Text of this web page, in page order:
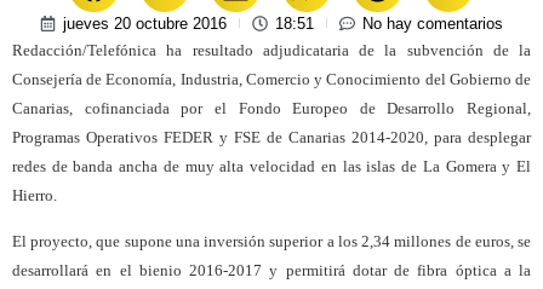
jueves 20 octubre 2016 18:51
No hay comentarios
Redacción/Telefónica ha resultado adjudicataria de la subvención de la
Consejería de Economía, Industria, Comercio y Conocimiento del Gobierno de
Canarias, cofinanciada por el Fondo Europeo de Desarrollo Regional,
Programas Operativos FEDER y FSE de Canarias 2014-2020, para desplegar
redes de banda ancha de muy alta velocidad en las islas de La Gomera y El
Hierro.
El proyecto, que supone una inversión superior a los 2,34 millones de euros, se
desarrollará en el bienio 2016-2017 y permitirá dotar de fibra óptica a la